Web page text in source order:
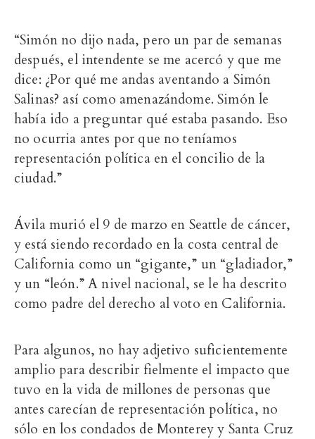
“Simón no dijo nada, pero un par de semanas
después, el intendente se me acercó y que me
dice: ¿Por qué me andas aventando a Simón
Salinas? así como amenazándome. Simón le
había ido a preguntar qué estaba pasando. Eso
no ocurria antes por que no teníamos
representación política en el concilio de la
ciudad.”
Ávila murió el 9 de marzo en Seattle de cáncer,
y está siendo recordado en la costa central de
California como un “gigante,” un “gladiador,”
y un “león.” A nivel nacional, se le ha descrito
como padre del derecho al voto en California.
Para algunos, no hay adjetivo suficientemente
amplio para describir fielmente el impacto que
tuvo en la vida de millones de personas que
antes carecían de representación política, no
sólo en los condados de Monterey y Santa Cruz